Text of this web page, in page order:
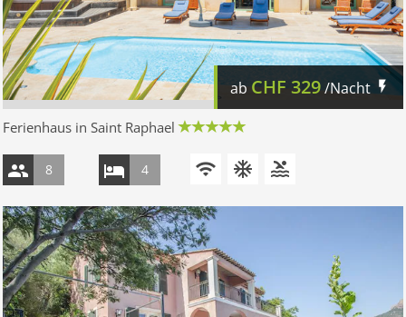
ab CHF 329/Nacht
Ferienhaus in Saint Raphael
8 4